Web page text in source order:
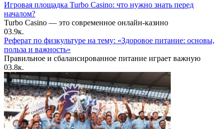
Игровая площадка Turbo Casino: что нужно знать перед
началом?
Turbo Casino — это современное онлайн-казино
03.9к.
Реферат по физкультуре на тему: «Здоровое питание: основы,
польза и важность»
Правильное и сбалансированное питание играет важную
03.8к.